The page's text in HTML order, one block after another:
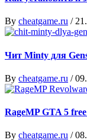
By cheatgame.ru /
Чит Minty для
By cheatgame.ru /
RageMP GTA 5
By cheatgame.ru /